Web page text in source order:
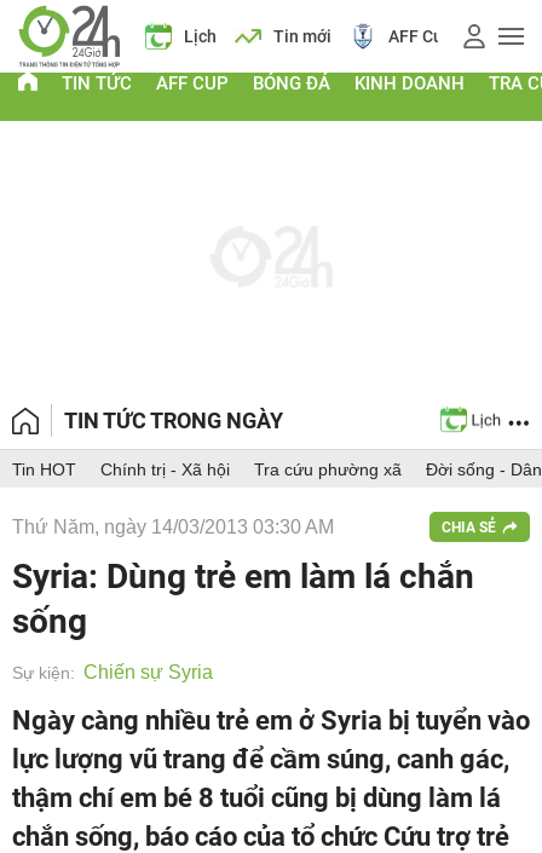
Giá vàng Lịch Tin mới AFF Cup Giá
TIN TỨC AFF CUP BÓNG ĐÁ KINH DOANH TRA
TIN TỨC TRONG NGÀY
Tin HOT Chính trị - Xã hội Tra cứu phường xã Đời sống -
Thứ Năm, ngày 14/03/2013 03:30 AM CHIA SẺ
Syria: Dùng trẻ em làm lá chắn
sống
Sự kiện: Chiến sự Syria
Ngày càng nhiều trẻ em ở Syria bị tuyển vào
lực lượng vũ trang để cầm súng, canh gác,
thậm chí em bé 8 tuổi cũng bị dùng làm lá
chắn sống, báo cáo của tổ chức Cứu trợ trẻ